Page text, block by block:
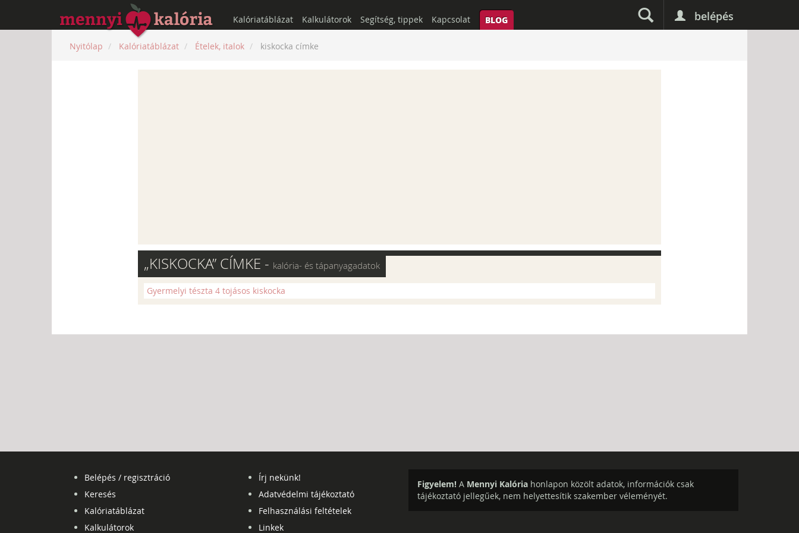
belépés
Kalóriatáblázat Kalkulátorok Segítség, tippek Kapcsolat BLOG
Nyitólap Kalóriatáblázat Ételek, italok kiskocka címke
„KISKOCKA” CÍMKE - kalória- és tápanyagadatok
Gyermelyi tészta 4 tojásos kiskocka
Belépés / regisztráció
Keresés
Kalóriatáblázat
Kalkulátorok
Írj nekünk!
Adatvédelmi tájékoztató
Felhasználási feltételek
Linkek
Figyelem! A Mennyi Kalória honlapon közölt adatok, információk csak
tájékoztató jellegűek, nem helyettesítik szakember véleményét.